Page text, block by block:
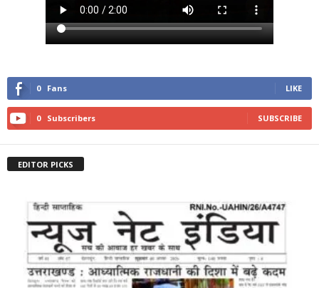
0 Fans LIKE
0 Subscribers SUBSCRIBE
EDITOR PICKS